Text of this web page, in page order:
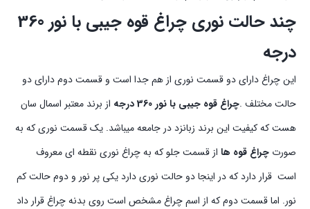
چند حالت نوری چراغ قوه جیبی با نور 360
درجه
این چراغ دارای دو قسمت نوری از هم جدا است و قسمت دوم دارای دو
حالت مختلف .چراغ قوه جیبی با نور 360 درجه
از برند معتبر اسمال سان
هست که کیفیت این برند زبانزد در جامعه میباشد. یک قسمت نوری که به
صورت چراغ قوه ها از قسمت جلو که به چراغ نوری نقطه ای معروف
است قرار دارد که در اینجا دو حالت نوری دارد یکی پر نور و دوم حالت کم
نور. اما قسمت دوم که از اسم چراغ مشخص است روی بدنه چراغ قرار داد